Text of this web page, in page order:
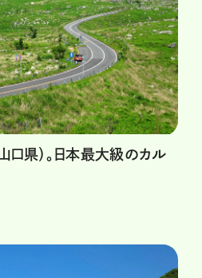
口県）。日本最大級のカル